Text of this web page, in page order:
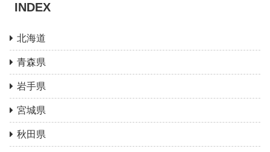
INDEX
北海道
青森県
岩手県
宮城県
秋田県